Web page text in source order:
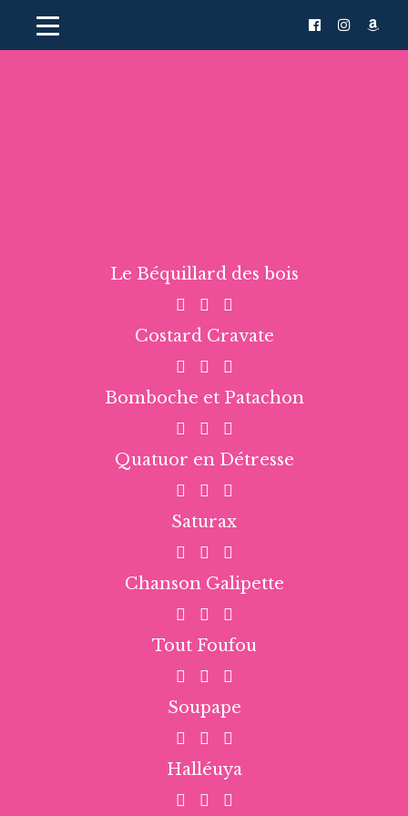
Le Béquillard des bois
Costard Cravate
Bomboche et Patachon
Quatuor en Détresse
Saturax
Chanson Galipette
Tout Foufou
Soupape
Halléuya